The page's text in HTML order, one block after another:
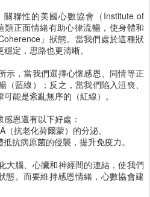
聯性的美國心數協會（Institute of
類正面情緒有助心律流暢，使身體和
」狀態。當我們處於這種狀
定，思路也更清晰。
示，當我們選擇心懷感恩、同情等正
藍線）；反之，當我們陷入沮喪、
能是紊亂無序的（紅線）。
恩還有以下好處：
抗老化荷爾蒙）的分泌。
抗病原菌的侵襲，提升免疫力。
大腦、心臟和神經間的連結，使我們
態。而要維持感恩情緒，心數協會建